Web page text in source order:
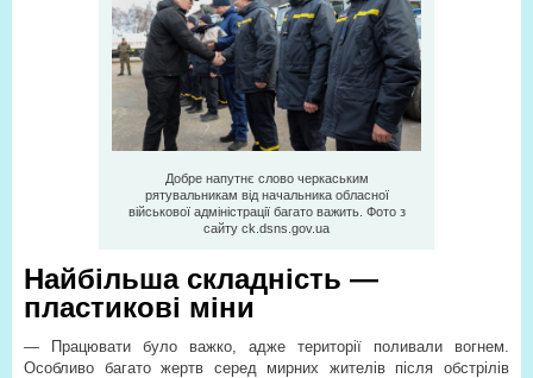
Добре напутнє слово черкаським
рятувальникам від начальника обласної
військової адміністрації багато важить. Фото з
сайту ck.dsns.gov.ua
Найбільша складність —
пластикові міни
— Працювати було важко, адже території поливали вогнем.
Особливо багато жертв серед мирних жителів після обстрілів